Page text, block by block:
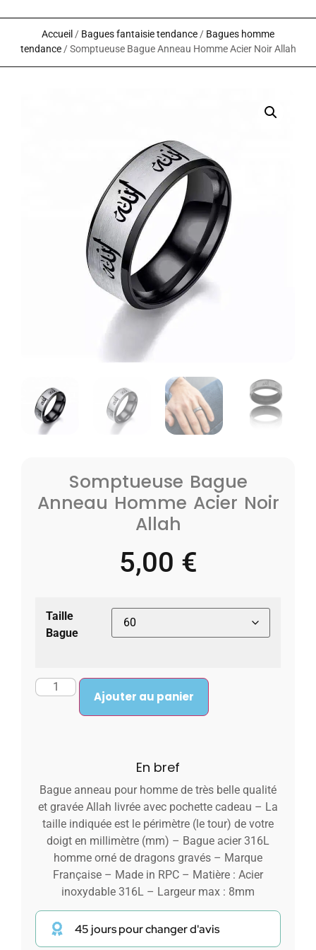
Accueil / Bagues fantaisie tendance/ Bagues homme
tendance/ Somptueuse Bague Anneau Homme Acier Noir Allah
Somptueuse Bague
Anneau Homme Acier Noir
Allah
5,00 €
Taille
Bague
Ajouter au panier
En bref
Bague anneau pour homme de très belle qualité
et gravée Allah livrée avec pochette cadeau – La
taille indiquée est le périmètre (le tour) de votre
doigt en millimètre (mm) – Bague acier 316L
homme orné de dragons gravés – Marque
Française – Made in RPC – Matière : Acier
inoxydable 316L – Largeur max : 8mm
45 jours pour changer d'avis